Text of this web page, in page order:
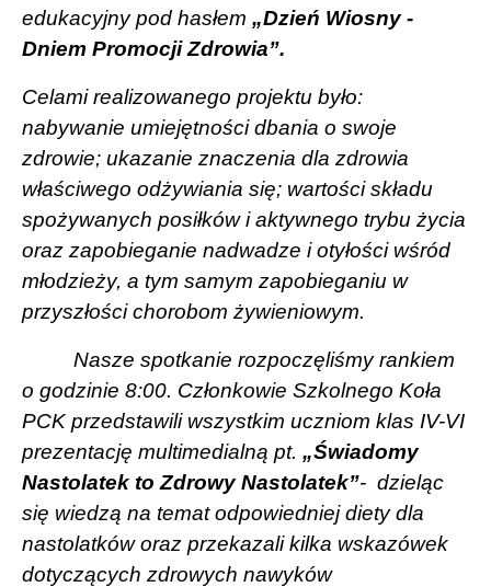
edukacyjny pod hasłem „Dzień Wiosny -
Dniem Promocji Zdrowia”.
Celami realizowanego projektu było:
nabywanie umiejętności dbania o swoje
zdrowie; ukazanie znaczenia dla zdrowia
właściwego odżywiania się; wartości składu
spożywanych posiłków i aktywnego trybu życia
oraz zapobieganie nadwadze i otyłości wśród
młodzieży, a tym samym zapobieganiu w
przyszłości chorobom żywieniowym.
Nasze spotkanie rozpoczęliśmy rankiem
o godzinie 8:00. Członkowie Szkolnego Koła
PCK przedstawili wszystkim uczniom klas IV-VI
prezentację multimedialną pt. „Świadomy
Nastolatek to Zdrowy Nastolatek”- dzieląc
się wiedzą na temat odpowiedniej diety dla
nastolatków oraz przekazali kilka wskazówek
dotyczących zdrowych nawyków